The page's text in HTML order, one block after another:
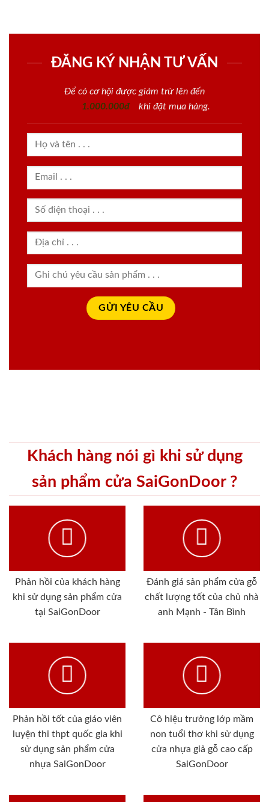
ĐĂNG KÝ NHẬN TƯ VẤN
Để có cơ hội được giảm trừ lên đến
1.000.000đ
khi đặt mua hàng.
Khách hàng nói gì khi sử dụng
sản phẩm cửa SaiGonDoor ?
Phản hồi của khách hàng
khi sử dụng sản phẩm cửa
tại SaiGonDoor
Đánh giá sản phẩm cửa gỗ
chất lượng tốt của chủ nhà
anh Mạnh - Tân Bình
Phản hồi tốt của giáo viên
luyện thi thpt quốc gia khi
sử dụng sản phẩm cửa
nhựa SaiGonDoor
Cô hiệu trưởng lớp mầm
non tuổi thơ khi sử dụng
cửa nhựa giả gỗ cao cấp
SaiGonDoor